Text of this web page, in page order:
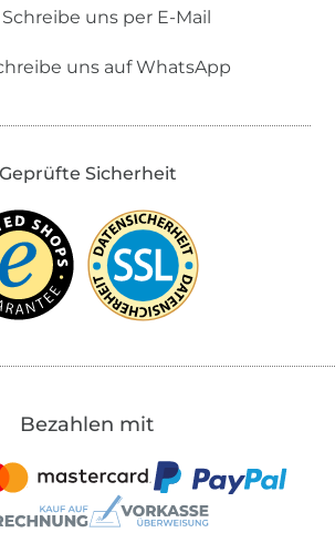
Schreibe uns per E-Mail
uns auf WhatsApp
Geprüfte Sicherheit
Bezahlen mit